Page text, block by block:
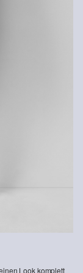
Look komplett